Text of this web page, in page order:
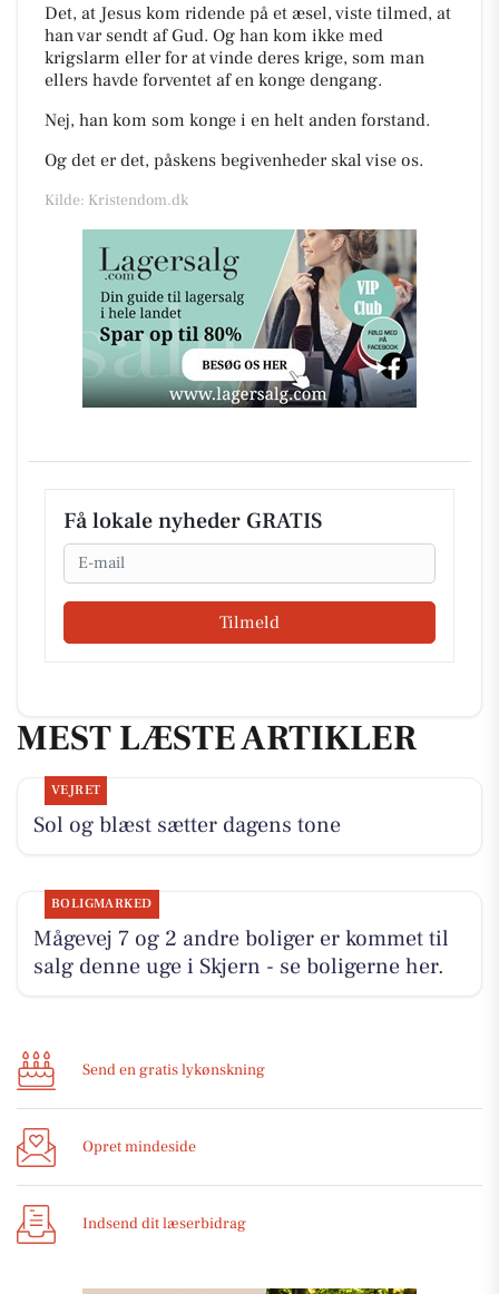
Det, at Jesus kom ridende på et æsel, viste tilmed, at
han var sendt af Gud. Og han kom ikke med
krigslarm eller for at vinde deres krige, som man
ellers havde forventet af en konge dengang.
Nej, han kom som konge i en helt anden forstand.
Og det er det, påskens begivenheder skal vise os.
Kilde: Kristendom.dk
Få lokale nyheder GRATIS
Email
Tilmeld
MEST LÆSTE ARTIKLER
VEJRET
Sol og blæst sætter dagens tone
BOLIGMARKED
Mågevej 7 og 2 andre boliger er kommet til
salg denne uge i Skjern - se boligerne her.
Send en gratis lykønskning
Opret mindeside
Indsend dit læserbidrag